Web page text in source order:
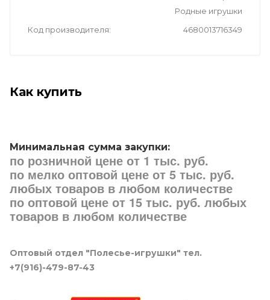
Родные игрушки
Код производителя
4680013716349
Как купить
Минимальная сумма закупки:
по розничной цене от 1 тыс. руб.
по мелко оптовой цене от 5 тыс. руб.
любых товаров в любом количестве
по оптовой цене от 15 тыс. руб. любых
товаров в любом количестве
Оптовый отдел "Полесье-игрушки" тел.
+7(916)-479-87-43